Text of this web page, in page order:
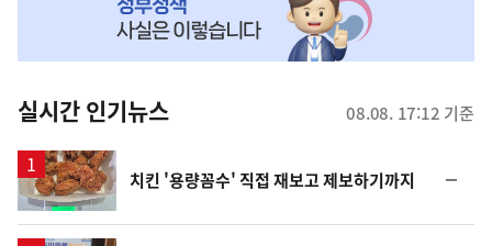
뉴
스
실시간 인기뉴스 08.08. 17:12 기준
치킨 '용량꼼수' 직접 재보고 제보하기까지
일